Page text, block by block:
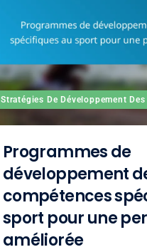
Stratégies De Développement
Programmes de
développement
compétences
sport pour une
améliorée